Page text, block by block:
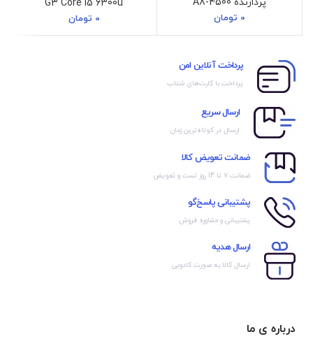
پردازنده A8-4500
0 تومان
G3 Core i5 6300u
0 تومان
پرداخت آنلاین امن
پرداخت با کارت‌های شتاب
ارسال سریع
ارسال در کوتاه‌ترین زمان
ضمانت تعویض کالا
ضمانت ۷ تا 14 روز تست و تعویض
پشتیبانی پاسخ‌گو
پشتیبانی و مشاوره فروش
ارسال هدیه
ارسال کالا به صورت کادویی
درباره ی ما